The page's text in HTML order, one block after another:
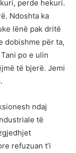
perde hekuri.
Ndoshta ka
lënë pak dritë
dobishme për ta,
po e ulin
të bjerë. Jemi
ndaj
të
refuzuan t’i